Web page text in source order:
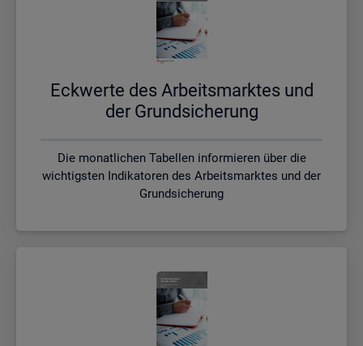
Eck­wer­te des Ar­beits­mark­tes und
der Grund­si­che­rung
Die monatlichen Tabellen informieren über die
wichtigsten Indikatoren des Arbeitsmarktes und der
Grundsicherung